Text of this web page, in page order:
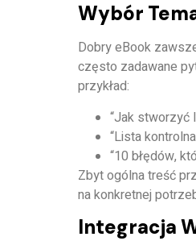
Wybór
Dobry eBook
często zadawane
przykład:
“Jak stworzyć
“Lista
“10 błędów,
Zbyt ogólna treść
na konkretnej
Integracja